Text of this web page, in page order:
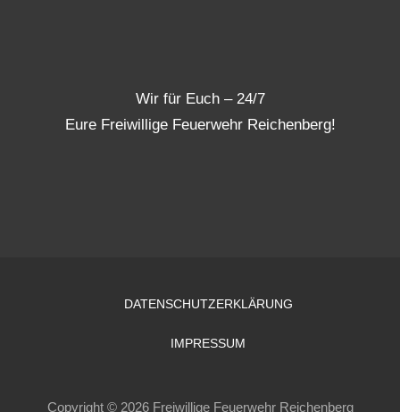
Wir für Euch – 24/7
Eure Freiwillige Feuerwehr Reichenberg!
DATENSCHUTZERKLÄRUNG
IMPRESSUM
Copyright © 2026 Freiwillige Feuerwehr Reichenberg